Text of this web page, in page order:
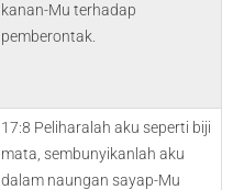
kanan-Mu terhadap
pemberontak.
17:8 Peliharalah aku seperti biji
mata, sembunyikanlah aku
dalam naungan sayap-Mu